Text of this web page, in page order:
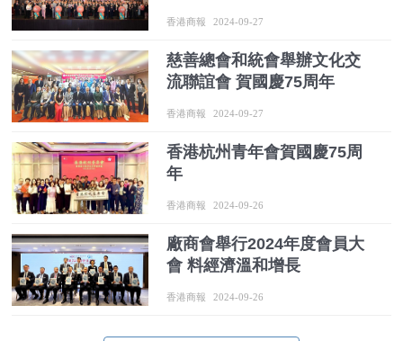
香港商報 2024-09-27
慈善總會和統會舉辦文化交
流聯誼會 賀國慶75周年
香港商報 2024-09-27
​香港杭州青年會賀國慶75周
年
香港商報 2024-09-26
廠商會舉行2024年度會員大
會 料經濟溫和增長
香港商報 2024-09-26